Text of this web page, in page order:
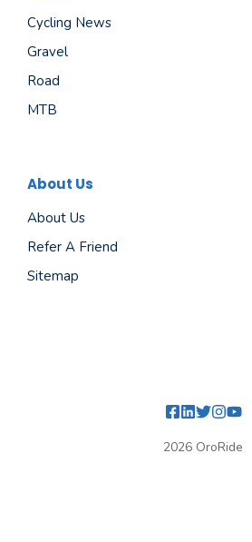
Cycling News
Gravel
Road
MTB
About Us
About Us
Refer A Friend
Sitemap
2026 OroRide